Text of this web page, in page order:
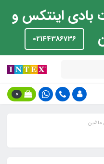
بادی اینتکس و
02144386736
0